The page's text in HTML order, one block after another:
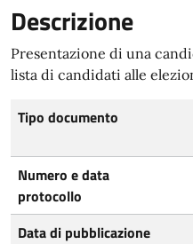
Descrizione
Presentazione di una
lista di candidati alle
Tipo documento
Numero e data
protocollo
Data di pubblicazione